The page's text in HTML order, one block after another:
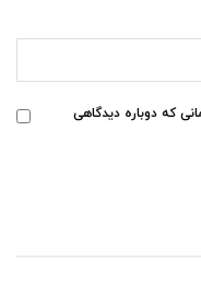
که دوباره دیدگاهی